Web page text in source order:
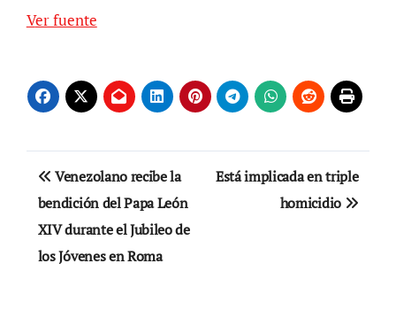
Ver fuente
Navegación
de
entradas
Venezolano recibe la
bendición del Papa León
XIV durante el Jubileo de
los Jóvenes en Roma
Está implicada en triple
homicidio